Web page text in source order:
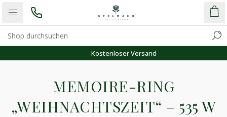
Kostenloser Versand
MEMOIRE-RING
„WEIHNACHTSZEIT“ – 535 W